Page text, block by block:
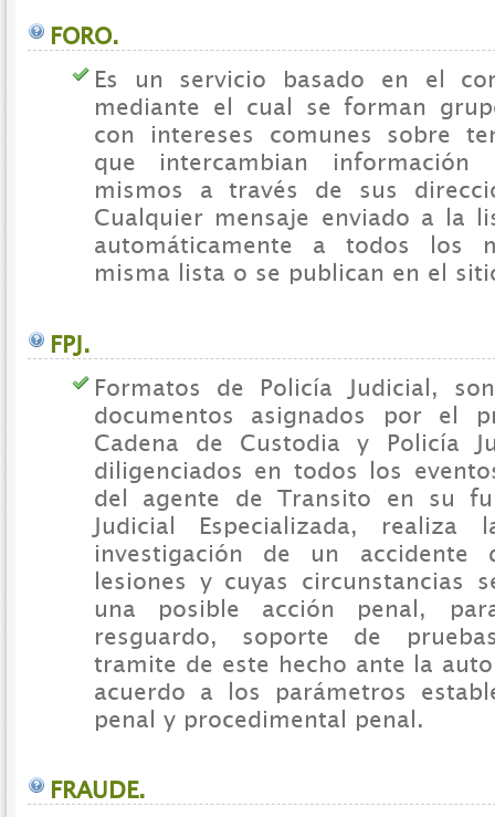
FORO.
Es un servicio basado en el
mediante el cual se forman
con intereses comunes sobre
que intercambian
mismos a través de sus
Cualquier mensaje enviado a la
automáticamente a todos los
misma lista o se publican en el
FPJ.
Formatos de Policía Judicial,
documentos asignados por el
Cadena de Custodia y Policía
diligenciados en todos los
del agente de Transito en su
Judicial Especializada, realiza
investigación de un accidente
lesiones y cuyas circunstancias
una posible acción penal,
resguardo, soporte de
tramite de este hecho ante la
acuerdo a los parámetros
penal y procedimental penal.
FRAUDE.